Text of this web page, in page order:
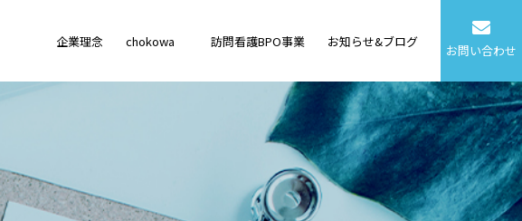
企業理念 chokowa 訪問看護BPO事業 お知らせ&ブログ
お問い合わせ